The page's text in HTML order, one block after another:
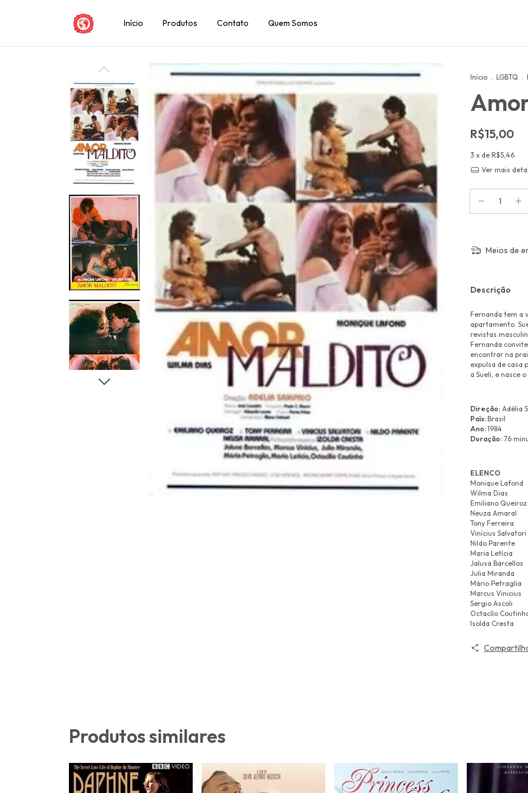
Início Produtos Contato Quem Somos
Início . LGBTQ .
R$15,00
3 x de R$5,46
Ver mais
Meios de
Descrição
Fernanda tem a
apartamento.
revistas
Fernanda
encontrar na
expulsa de casa
a Sueli, e nasce
Direção: Adélia
País:Brasil
Ano:1984
Duração: 76
ELENCO
Monique Lafond
Wilma Dias
Emiliano Queiroz
Neuza Amaral
Tony Ferreira
Vinícius Salvatori
Nildo Parente
Maria Letícia
Jalusa Barcellos
Julia Miranda
Mário Petraglia
Marcus Vinicius
Sergio Ascoli
Octacílo
Isolda Cresta
Produtos similares